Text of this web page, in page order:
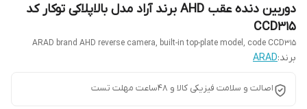
دوربین دنده عقب AHD برند آراد مدل بالاپلاکی توکار کد
CCD315
ARAD brand AHD reverse camera, built-in top-plate model, code CCD315
برند:ARAD
اصالت و سلامت فیزیکی کالا و 48ساعت مهلت تست